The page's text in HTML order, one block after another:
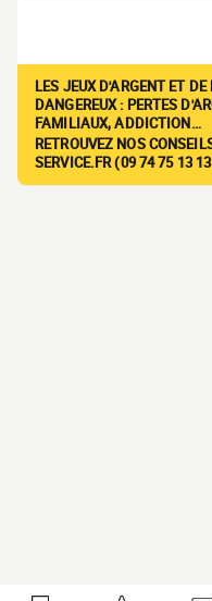
LES JEUX D'ARGENT ET
DANGEREUX : PERTES
FAMILIAUX, ADDICTION…
RETROUVEZ NOS
SERVICE.FR (09 74 75 13